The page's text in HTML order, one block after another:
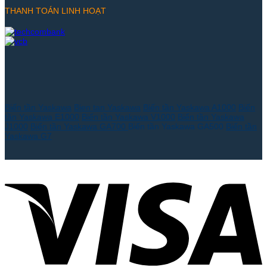
THANH TOÁN LINH HOẠT
Biến tần Yaskawa Bien tan Yaskawa Biến tần Yaskawa A1000 Biến
tần Yaskawa E1000 Biến tần Yaskawa V1000 Biến tần Yaskawa
J1000 Biến tần Yaskawa GA700 Biến tần Yaskawa GA500 Biến tần
Yaskawa G7